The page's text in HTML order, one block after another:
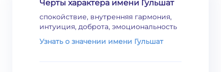
Черты характера имени Гульшат
спокойствие, внутренняя гармония,
интуиция, доброта, эмоциональность
Узнать о значении имени Гульшат